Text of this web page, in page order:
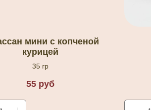
мини с копченой
курицей
35 гр
55 руб